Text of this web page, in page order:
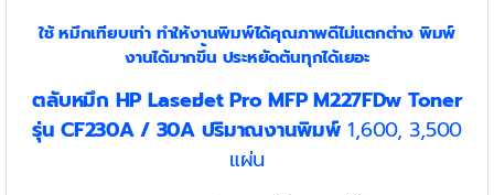
ใช้ หมึกเทียบเท่า ทำให้งานพิมพ์ได้คุณภาพดีไม่แตกต่าง พิมพ์
งานได้มากขึ้น ประหยัดต้นทุกได้เยอะ
ตลับหมึก HP LaserJet Pro MFP M227FDw Toner
รุ่น CF230A / 30A ปริมาณงานพิมพ์1,600, 3,500
แผ่น